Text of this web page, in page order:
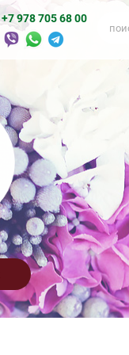
+7 978 705 68 00